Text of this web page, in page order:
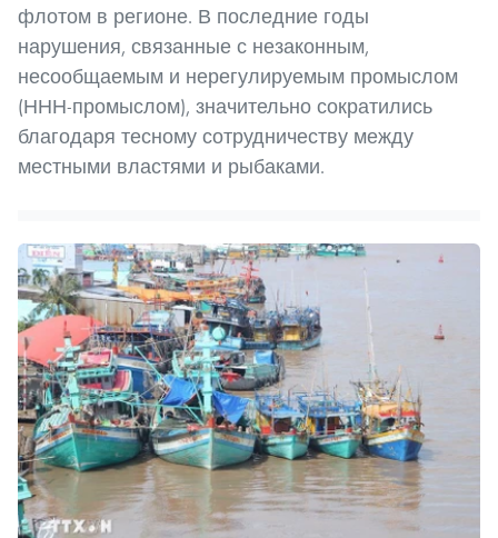
флотом в регионе. В последние годы
нарушения, связанные с незаконным,
несообщаемым и нерегулируемым промыслом
(ННН-промыслом), значительно сократились
благодаря тесному сотрудничеству между
местными властями и рыбаками.